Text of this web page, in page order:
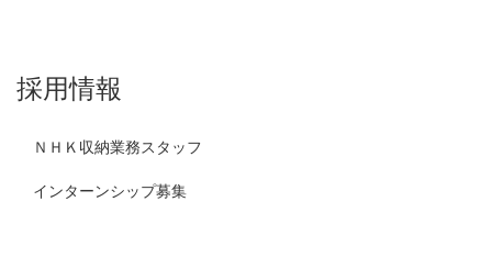
採用情報
ＮＨＫ収納業務スタッフ
インターンシップ募集